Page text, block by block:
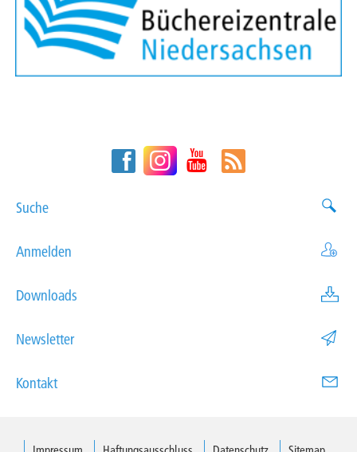
Suche
Anmelden
Downloads
Newsletter
Kontakt